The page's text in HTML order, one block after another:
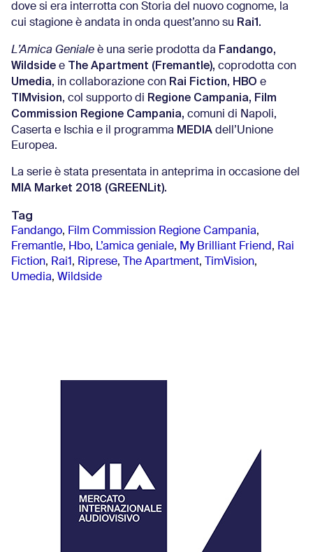
dove si era interrotta con Storia del nuovo cognome, la
cui stagione è andata in onda quest’anno su Rai1.
L’Amica Geniale è una serie prodotta da Fandango,
Wildside e The Apartment (Fremantle), coprodotta con
Umedia, in collaborazione con Rai Fiction, HBO e
TIMvision, col supporto di Regione Campania, Film
Commission Regione Campania, comuni di Napoli,
Caserta e Ischia e il programma MEDIA dell’Unione
Europea.
La serie è stata presentata in anteprima in occasione del
MIA Market 2018 (GREENLit).
Tag
Fandango, Film Commission Regione Campania,
Fremantle, Hbo, L’amica geniale, My Brilliant Friend , Rai
Fiction, Rai1 , Riprese, The Apartment, TimVision,
Umedia, Wildside